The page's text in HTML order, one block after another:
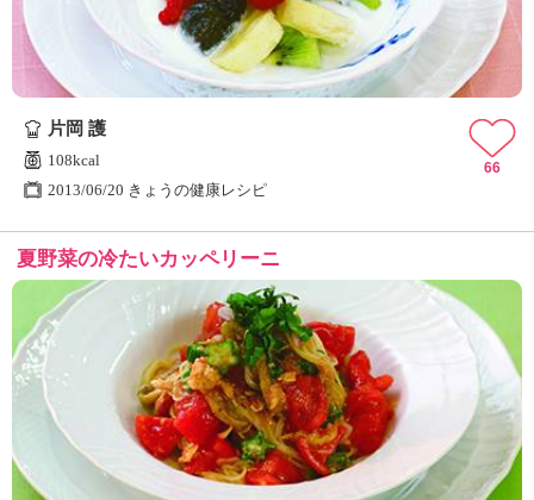
K
エ
デ
ュ
ョ
「
み
ん
な
の
き
ょ
う
の
料
片岡 護
108kcal
2013/06/20 きょうの健康レシピ
66
夏野菜の冷たいカッペリーニ